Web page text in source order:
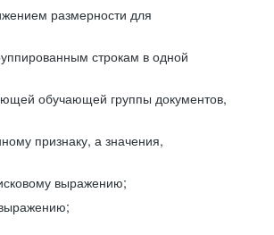
размерности для
строкам в одной
обучающей группы документов,
признаку, а значения,
выражению;